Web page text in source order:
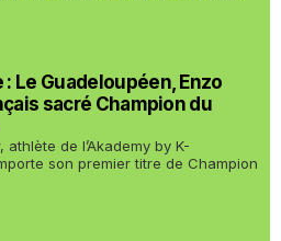
Le Guadeloupéen, Enzo
sacré Champion du
athlète de l’Akademy by K-
son premier titre de Champion